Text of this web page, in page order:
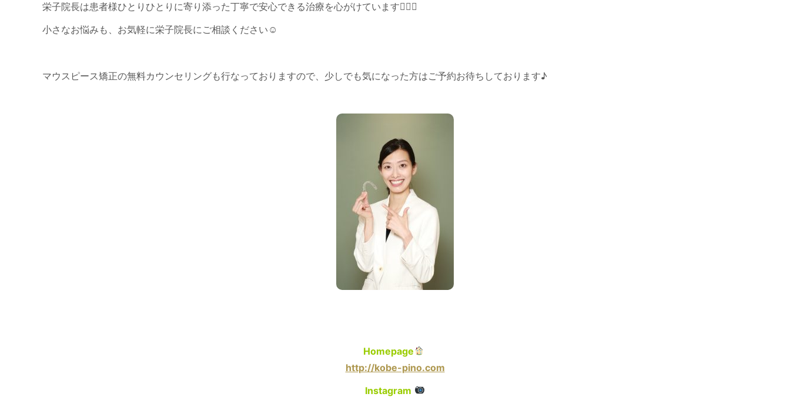
栄子院長は患者様ひとりひとりに寄り添った丁寧で安心できる治療を心がけています👩‍⚕️✨
小さなお悩みも、お気軽に栄子院長にご相談ください☺️
マウスピース矯正の無料カウンセリングも行なっておりますので、少しでも気になった方はご予約お待ちしております♪
Homepage
http://kobe-pino.com
Instagram